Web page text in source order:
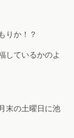
りか！？
しているかのよ
末の土曜日に池